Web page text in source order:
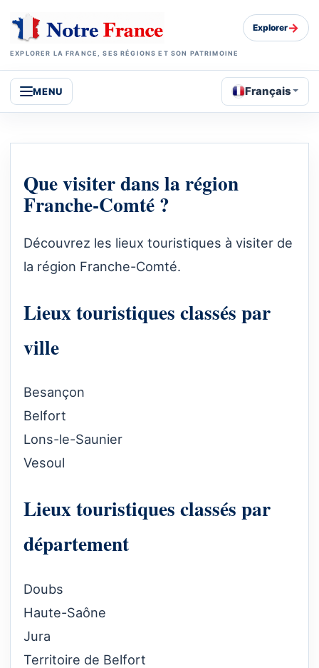
EXPLORER LA FRANCE, SES RÉGIONS ET SON PATRIMOINE
Explorer→
MENU Français
Que visiter dans la région
Franche-Comté ?
Découvrez les lieux touristiques à visiter de
la région Franche-Comté.
Lieux touristiques classés par
ville
Besançon
Belfort
Lons-le-Saunier
Vesoul
Lieux touristiques classés par
département
Doubs
Haute-Saône
Jura
Territoire de Belfort